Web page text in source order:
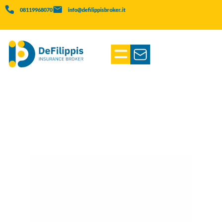
08119968070 info@defilippisbroker.it